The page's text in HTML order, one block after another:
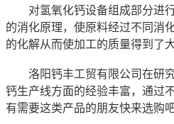
对氢氧化钙设备组成部分进行
的消化原理，使原料经过不同消
的化解从而使加工的质量得到了
洛阳钙丰工贸有限公司在研究
钙生产线方面的经验丰富，通过
有需要这类产品的朋友快来选购吧